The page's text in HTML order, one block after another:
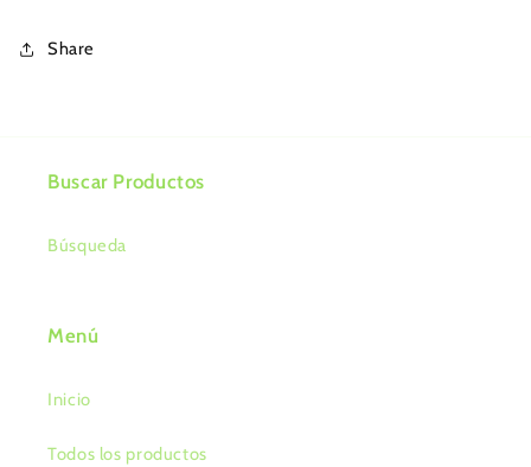
Share
Buscar Productos
Búsqueda
Menú
Inicio
Todos los productos